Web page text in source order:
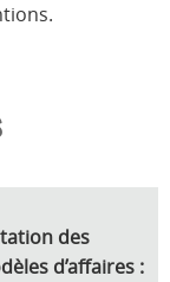
des
d’affaires :